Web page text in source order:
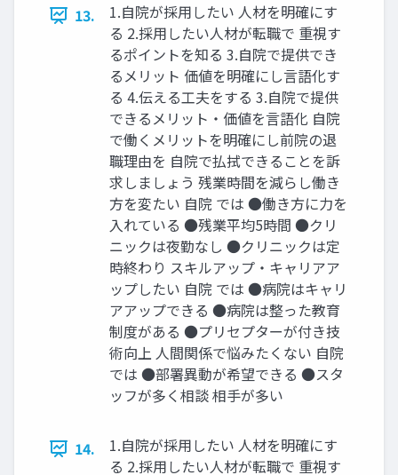
13.
1.自院が採用したい 人材を明確にす
る 2.採用したい人材が転職で 重視す
るポイントを知る 3.自院で提供でき
るメリット 価値を明確にし言語化す
る 4.伝える工夫をする 3.自院で提供
できるメリット・価値を言語化 自院
で働くメリットを明確にし前院の退
職理由を 自院で払拭できることを訴
求しましょう 残業時間を減らし働き
方を変たい 自院 では ●働き方に力を
入れている ●残業平均5時間 ●クリ
ニックは夜勤なし ●クリニックは定
時終わり スキルアップ・キャリアア
ップしたい 自院 では ●病院はキャリ
アアップできる ●病院は整った教育
制度がある ●プリセプターが付き技
術向上 人間関係で悩みたくない 自院
では ●部署異動が希望できる ●スタ
ッフが多く相談 相手が多い
14.
1.自院が採用したい 人材を明確にす
る 2.採用したい人材が転職で 重視す